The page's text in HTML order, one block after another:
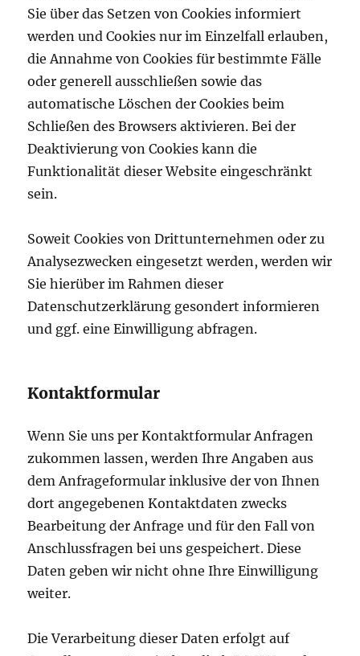
Sie über das Setzen von Cookies informiert
werden und Cookies nur im Einzelfall erlauben,
die Annahme von Cookies für bestimmte Fälle
oder generell ausschließen sowie das
automatische Löschen der Cookies beim
Schließen des Browsers aktivieren. Bei der
Deaktivierung von Cookies kann die
Funktionalität dieser Website eingeschränkt
sein.
Soweit Cookies von Drittunternehmen oder zu
Analysezwecken eingesetzt werden, werden wir
Sie hierüber im Rahmen dieser
Datenschutzerklärung gesondert informieren
und ggf. eine Einwilligung abfragen.
Kontaktformular
Wenn Sie uns per Kontaktformular Anfragen
zukommen lassen, werden Ihre Angaben aus
dem Anfrageformular inklusive der von Ihnen
dort angegebenen Kontaktdaten zwecks
Bearbeitung der Anfrage und für den Fall von
Anschlussfragen bei uns gespeichert. Diese
Daten geben wir nicht ohne Ihre Einwilligung
weiter.
Die Verarbeitung dieser Daten erfolgt auf